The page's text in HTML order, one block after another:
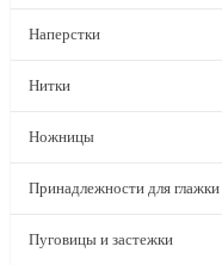
Наперстки
Нитки
Ножницы
Принадлежности для глажки
Пуговицы и застежки